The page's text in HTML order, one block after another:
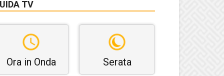
TV
Ora in Onda Serata